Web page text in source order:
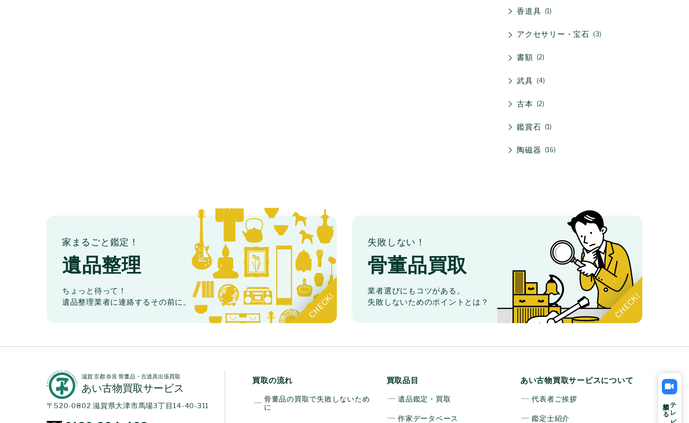
テレビ電話で
相談する
香道具 1
アクセサリー・宝石 3
書額 2
武具 4
古本 2
鑑賞石 1
陶磁器 16
家まるごと鑑定！
遺品整理
ちょっと待って！
遺品整理業者に連絡するその前に。
失敗しない！
骨董品買取
業者選びにもコツがある。
失敗しないためのポイントとは？
滋賀 京都 奈良 骨董品・古道具出張買取
あい古物買取サービス
〒520-0802 滋賀県大津市馬場3丁目14-40-311
買取の流れ
骨董品の買取で失敗しないため
に
買取品目
遺品鑑定・買取
作家データベース
あい古物買取サービスについて
代表者ご挨拶
鑑定士紹介